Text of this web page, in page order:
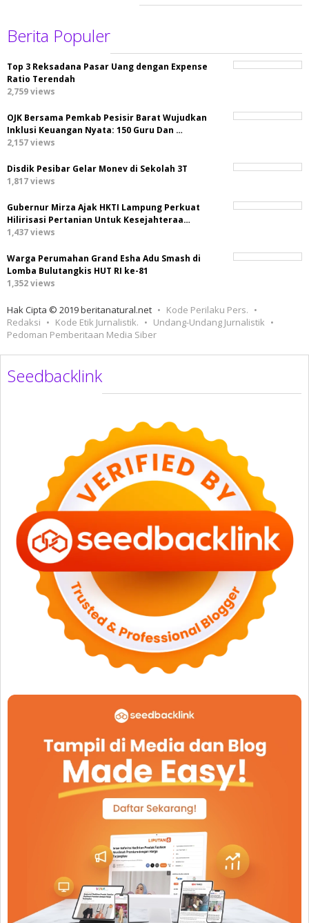
Berita Populer
Top 3 Reksadana Pasar Uang dengan Expense
Ratio Terendah
2,759 views
OJK Bersama Pemkab Pesisir Barat Wujudkan
Inklusi Keuangan Nyata: 150 Guru Dan …
2,157 views
Disdik Pesibar Gelar Monev di Sekolah 3T
1,817 views
Gubernur Mirza Ajak HKTI Lampung Perkuat
Hilirisasi Pertanian Untuk Kesejahteraa…
1,437 views
Warga Perumahan Grand Esha Adu Smash di
Lomba Bulutangkis HUT RI ke-81
1,352 views
Hak Cipta © 2019 beritanatural.net
Kode Perilaku Pers.
Redaksi
Kode Etik Jurnalistik.
Undang-Undang Jurnalistik
Pedoman Pemberitaan Media Siber
Seedbacklink